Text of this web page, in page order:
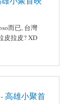
而已, 台灣
皮拉皮? XD
高雄小聚首